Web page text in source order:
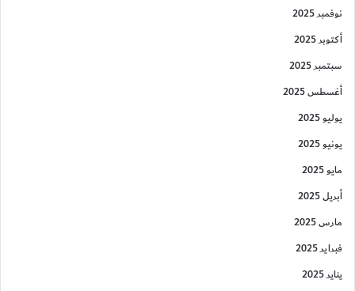
نوفمبر 2025
أكتوبر 2025
سبتمبر 2025
أغسطس 2025
يوليو 2025
يونيو 2025
مايو 2025
أبريل 2025
مارس 2025
فبراير 2025
يناير 2025